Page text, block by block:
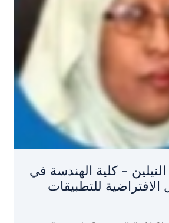
- كلية الهندسة في
الافتراضية للتطبيقات